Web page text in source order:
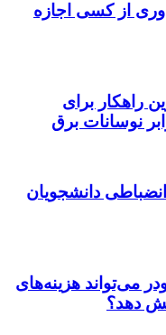
از کسی اجازه
راهکار برای
نوسانات برق
دانشجویان
می‌تواند هزینه‌های
دهد؟